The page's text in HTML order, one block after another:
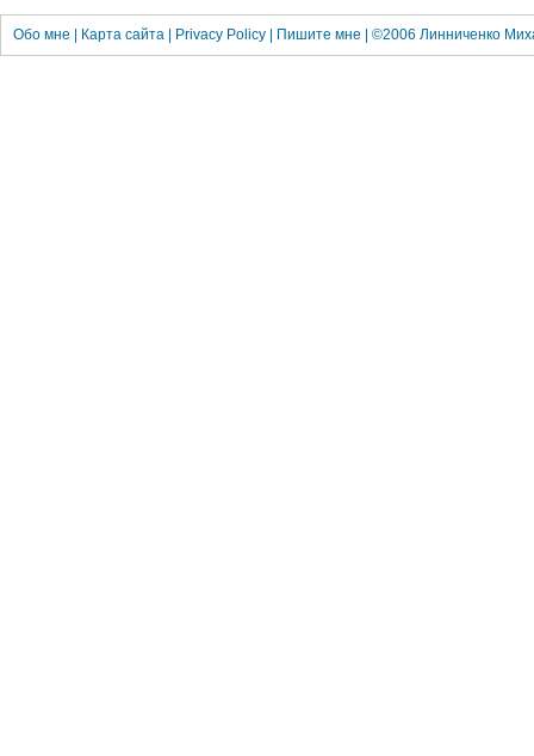
Обо мне Карта сайта Privacy Policy Пишите мне | ©2006 Линниченко